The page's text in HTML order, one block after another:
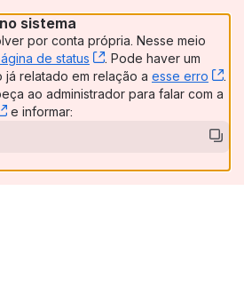
sistema
por conta própria. Nesse meio
de status , (opens new window)
. Pode haver um
relatado em relação a esse erro ,
.
ao administrador para falar com a
, (opens new window)
e informar: